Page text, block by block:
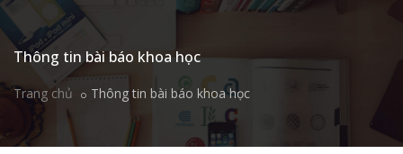
Thông tin bài báo khoa học
Trang chủ Thông tin bài báo khoa học